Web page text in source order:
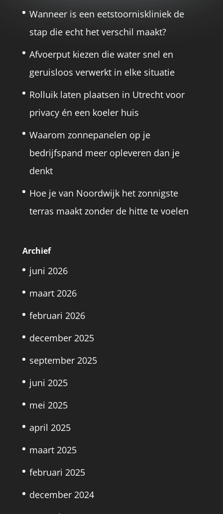
Wanneer is een eetstoorniskliniek de
stap die echt het verschil maakt?
Afvoerput kiezen die water snel en
geruisloos verwerkt in elke situatie
Rolluik laten plaatsen in Utrecht voor
privacy én een koeler huis
Waarom zonnepanelen op je
bedrijfspand meer opleveren dan je
denkt
Hoe je van Noordwijk het zonnigste
terras maakt zonder de hitte te voelen
Archief
juni 2026
maart 2026
februari 2026
december 2025
september 2025
juni 2025
mei 2025
april 2025
maart 2025
februari 2025
december 2024